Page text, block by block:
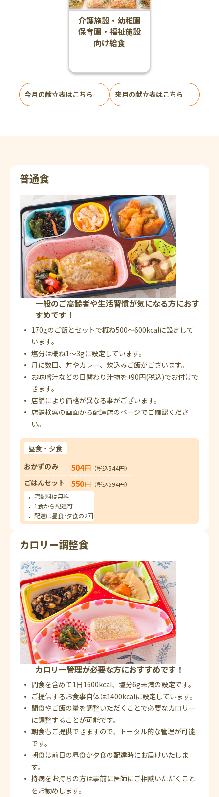
介護施設・幼稚園
保育園・福祉施設
向け給食
今月の献立表はこちら 来月の献立表はこちら
普通食
一般のご高齢者や生活習慣が気になる方におす
すめです！
170gのご飯とセットで概ね500～600kcalに設定して
います。
塩分は概ね1～3gに設定しています。
月に数回、丼やカレー、炊込みご飯がございます。
お味噌汁などの日替わり汁物を+90円(税込)でお付けで
きます。
店舗により価格が異なる事がございます。
店舗検索の画面から配達店のページでご確認くださ
い。
昼食・夕食
おかずのみ
504円 （税込544円）
ごはんセット 550円 （税込594円）
宅配料は無料
1食から配達可
配達は昼食･夕食の2回
カロリー調整食
カロリー管理が必要な方におすすめです！
間食を含めて1日1600kcal、塩分6g未満の設定です。
ご提供するお食事自体は1400kcalに設定しています。
間食やご飯の量を調整いただくことで必要なカロリー
に調整することが可能です。
朝食もご提供できますので、トータル的な管理が可能
です。
朝食は前日の昼食か夕食の配達時にお届けいたしま
す。
持病をお持ちの方は事前に医師にご相談いただくこと
をお勧めします。